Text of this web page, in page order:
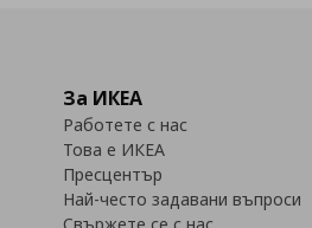
За ИКЕА
Работете с нас
Това е ИКЕА
Пресцентър
Най-често задавани въпроси